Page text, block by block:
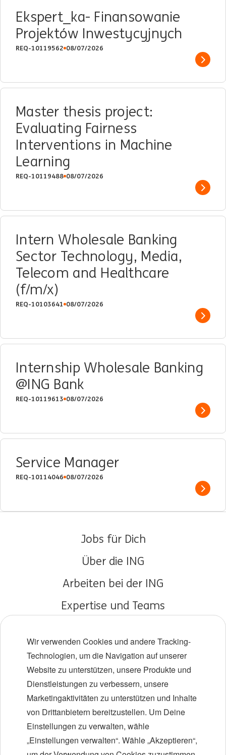
Ekspert_ka- Finansowanie
Projektów Inwestycyjnych
REQ-10119562 08/07/2026
Show
Master thesis project:
Evaluating Fairness
Interventions in Machine
Learning
REQ-10119488 08/07/2026
Show
Intern Wholesale Banking
Sector Technology, Media,
Telecom and Healthcare
(f/m/x)
REQ-10103641 08/07/2026
Show
Internship Wholesale Banking
@ING Bank
REQ-10119613 08/07/2026
Show
Service Manager
REQ-10114046 08/07/2026
Show
Jobs für Dich
Über die ING
Arbeiten bei der ING
Expertise und Teams
Vielfalt und Inklusion
Standorte
Veranstaltungen
LinkedIn
X YouTube
Wir verwenden Cookies und andere Tracking-
Technologien, um die Navigation auf unserer
Website zu unterstützen, unsere Produkte und
Dienstleistungen zu verbessern, unsere
Marketingaktivitäten zu unterstützen und Inhalte
von Drittanbietern bereitzustellen. Um Deine
Einstellungen zu verwalten, wähle
„Einstellungen verwalten“. Wähle „Akzeptieren“,